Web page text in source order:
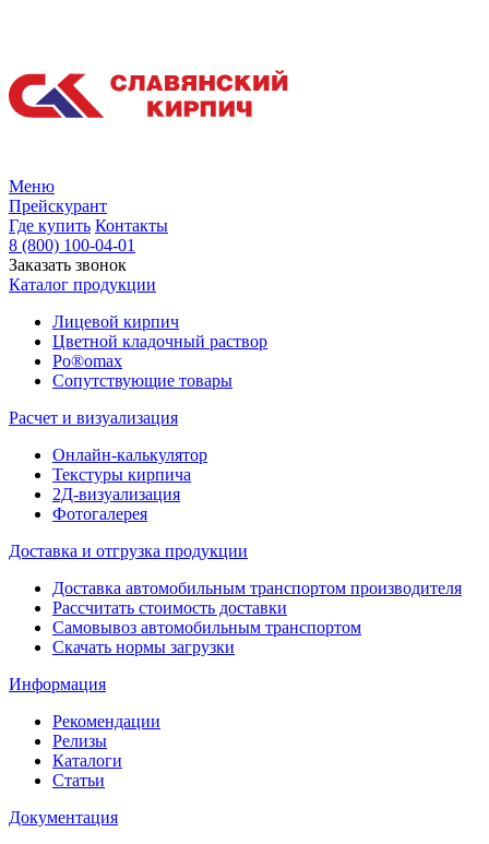
Меню
Прейскурант
Где купить Контакты
8 (800) 100-04-01
Заказать звонок
Каталог продукции
Лицевой кирпич
Цветной кладочный раствор
Po®omax
Сопутствующие товары
Расчет и визуализация
Онлайн-калькулятор
Текстуры кирпича
2Д-визуализация
Фотогалерея
Доставка и отгрузка продукции
Доставка автомобильным транспортом производителя
Рассчитать стоимость доставки
Самовывоз автомобильным транспортом
Скачать нормы загрузки
Информация
Рекомендации
Релизы
Каталоги
Статьи
Документация